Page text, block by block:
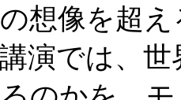
想像を超
演では、